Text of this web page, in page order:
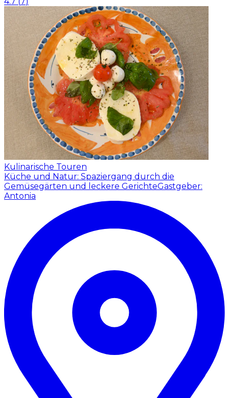
Kulinarische Touren
Küche und Natur: Spaziergang durch die
Gemüsegärten und leckere GerichteGastgeber:
Antonia